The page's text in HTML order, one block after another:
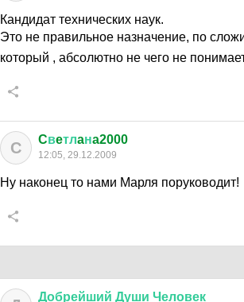
Кандидат технических наук.
Это не правильное назначение, по
который , абсолютно не чего не
C Cвeтлaнa2000
12:05, 29.12.2009
Ну наконец то нами Марля поруководит!
Добрейший Души Человек